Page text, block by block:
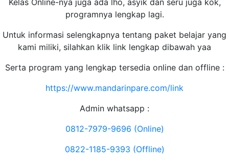
programnya lengkap lagi.
Untuk informasi selengkapnya tentang paket belajar yang
kami miliki, silahkan klik link lengkap dibawah yaa
Serta program yang lengkap tersedia online dan offline :
https://www.mandarinpare.com/link
Admin whatsapp :
0812-7979-9696 (Online)
0822-1185-9393 (Offline)